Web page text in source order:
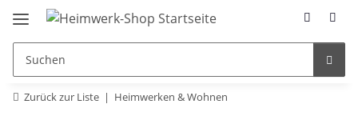
Zurück zur Liste Heimwerken & Wohnen